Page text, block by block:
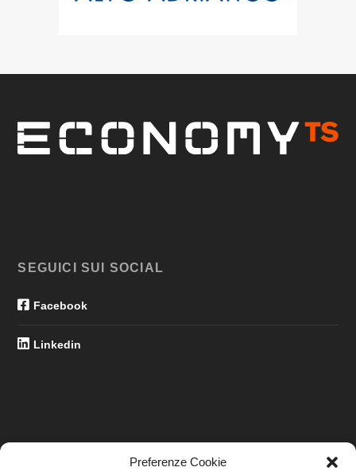
Preferenze Cookie
SEGUICI SUI SOCIAL
Facebook
Linkedin